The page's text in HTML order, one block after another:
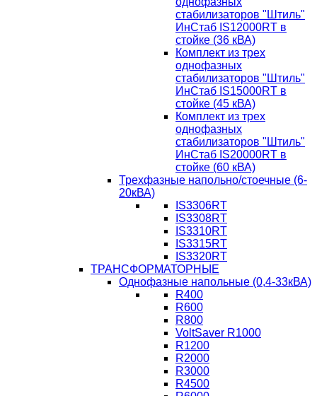
стабилизаторов "Штиль"
ИнСтаб IS12000RT в
стойке (36 кВА)
Комплект из трех
однофазных
стабилизаторов "Штиль"
ИнСтаб IS15000RT в
стойке (45 кВА)
Комплект из трех
однофазных
стабилизаторов "Штиль"
ИнСтаб IS20000RT в
стойке (60 кВА)
Трехфазные напольно/стоечные (6-
20кВА)
IS3306RT
IS3308RT
IS3310RT
IS3315RT
IS3320RT
ТРАНСФОРМАТОРНЫЕ
Однофазные напольные (0,4-33кВА)
R400
R600
R800
VoltSaver R1000
R1200
R2000
R3000
R4500